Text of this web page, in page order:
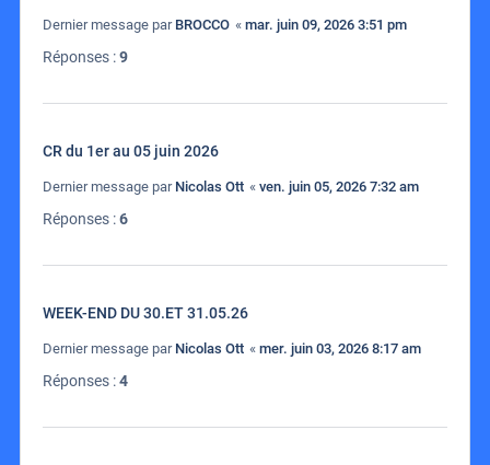
Dernier message par BROCCO « mar. juin 09, 2026 3:51 pm
Réponses :9
CR du 1er au 05 juin 2026
Dernier message par Nicolas Ott « ven. juin 05, 2026 7:32 am
Réponses :6
WEEK-END DU 30.ET 31.05.26
Dernier message par Nicolas Ott « mer. juin 03, 2026 8:17 am
Réponses :4